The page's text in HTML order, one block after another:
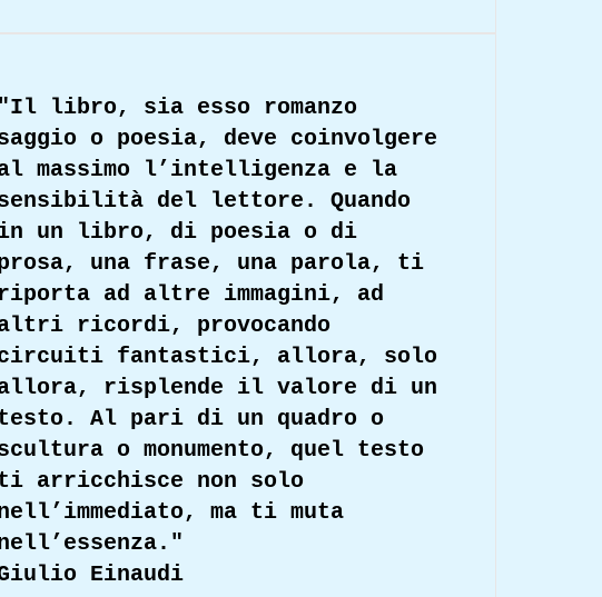
"Il libro, sia esso romanzo
o poesia, deve coinvolgere
massimo l’intelligenza e la
del lettore. Quando
un libro, di poesia o di
una frase, una parola, ti
riporta ad altre immagini, ad
ricordi, provocando
fantastici, allora, solo
risplende il valore di un
Al pari di un quadro o
o monumento, quel testo
arricchisce non solo
ma ti muta
Einaudi